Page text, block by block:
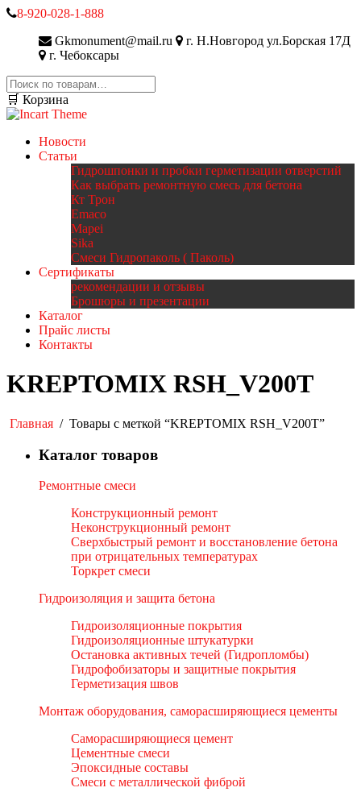
8-920-028-1-888
Gkmonument@mail.ru
г. Н.Новгород ул.Борская 17Д
г. Чебоксары
Искать:
🛒 Корзина
Новости
Статьи
Гидрошпонки и пробки герметизации отверстий
Как выбрать ремонтную смесь для бетона
Кт Трон
Emaco
Mapei
Sika
Смеси Гидропаколь ( Паколь)
Сертификаты
рекомендации и отзывы
Брошюры и презентации
Каталог
Прайс листы
Контакты
KREPTOMIX RSH_V200T
Главная / Товары с меткой “KREPTOMIX RSH_V200T”
Каталог товаров
Ремонтные смеси
Конструкционный ремонт
Неконструкционный ремонт
Сверхбыстрый ремонт и восстановление бетона
при отрицательных температурах
Торкрет смеси
Гидроизоляция и защита бетона
Гидроизоляционные покрытия
Гидроизоляционные штукатурки
Остановка активных течей (Гидропломбы)
Гидрофобизаторы и защитные покрытия
Герметизация швов
Монтаж оборудования, саморасширяющиеся цементы
Саморасширяющиеся цемент
Цементные смеси
Эпоксидные составы
Смеси с металлической фиброй